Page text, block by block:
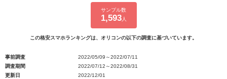
サンプル数
1,593人
この格安スマホランキングは、オリコンの以下の調査に基づいています。
事前調査
2022/05/09～2022/07/11
調査期間
2022/07/12～2022/08/31
更新日
2022/12/01